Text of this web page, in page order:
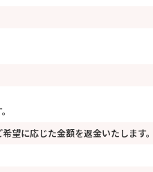
望に応じた金額を返金いたします。